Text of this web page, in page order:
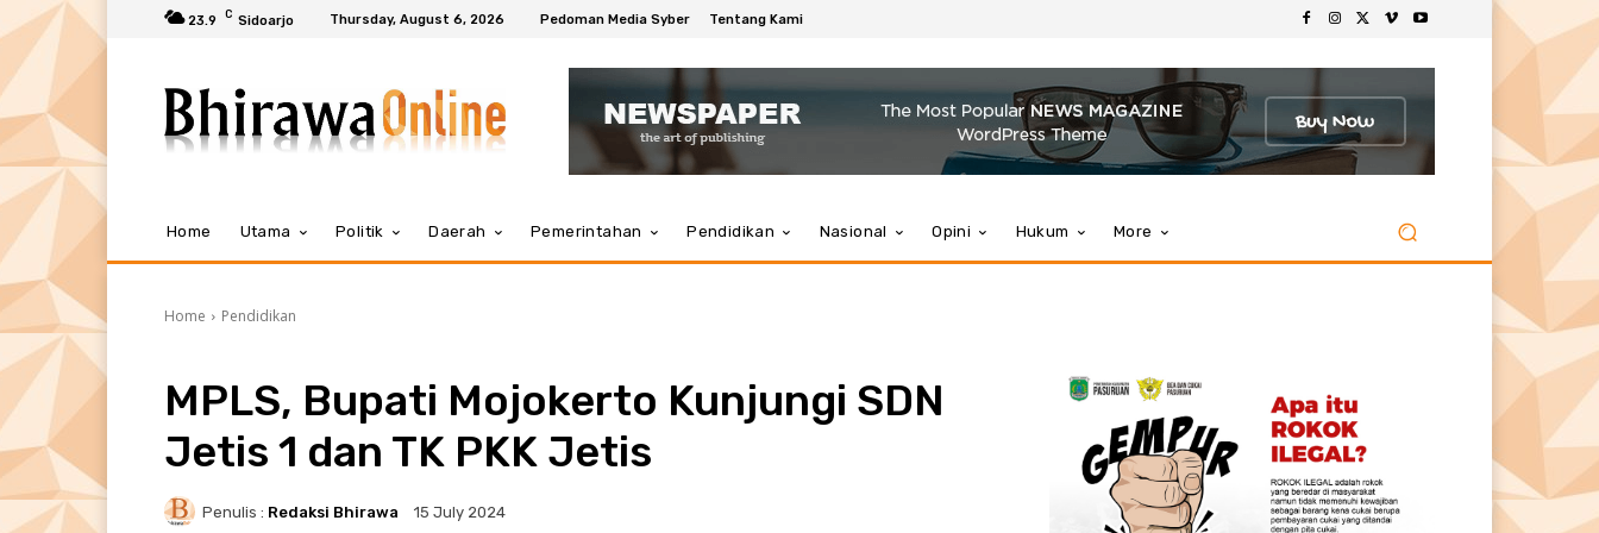
23.9 C Sidoarjo Thursday, August 6, 2026 Pedoman Media Syber Tentang Kami
Home Utama Politik Daerah Pemerintahan Pendidikan Nasional Opini Hukum More
Home Pendidikan
MPLS, Bupati Mojokerto Kunjungi SDN
Jetis 1 dan TK PKK Jetis
Penulis : Redaksi Bhirawa 15 July 2024